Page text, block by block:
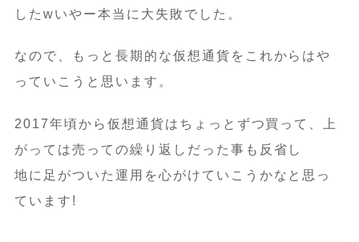
したwいやー本当に大失敗でした。
なので、もっと長期的な仮想通貨をこれからはや
っていこうと思います。
2017年頃から仮想通貨はちょっとずつ買って、上
がっては売っての繰り返しだった事も反省し
地に足がついた運用を心がけていこうかなと思っ
ています!